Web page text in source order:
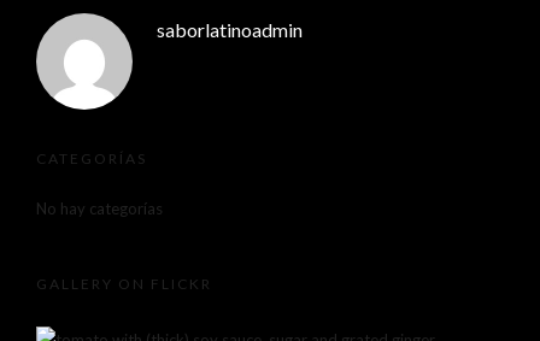
saborlatinoadmin
CATEGORÍAS
No hay categorías
GALLERY ON FLICKR